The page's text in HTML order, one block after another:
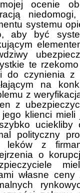
ocenie
systemu
aby być
te
do czynienia z
na
z
z
klienci mieli
uciekliby
polityczny
leków z
o
własne